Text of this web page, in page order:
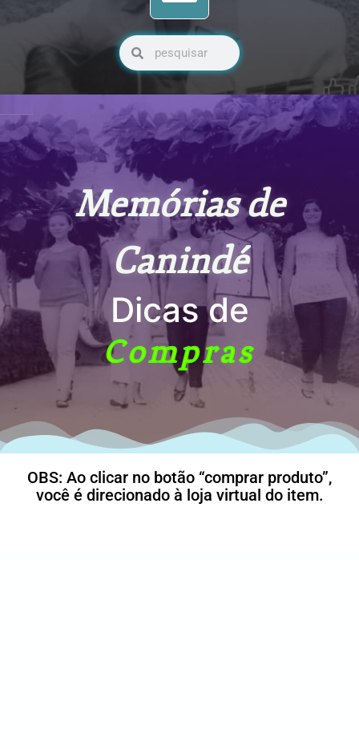
Pesquisar
Memórias de
Canindé
Dicas de
Compras
OBS: Ao clicar no botão “comprar produto”,
você é direcionado à loja virtual do item.